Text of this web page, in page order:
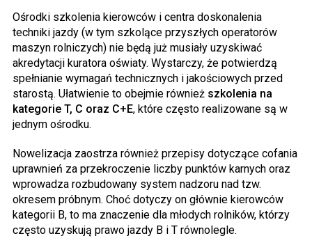
Ośrodki szkolenia kierowców i centra doskonalenia
techniki jazdy (w tym szkolące przyszłych operatorów
maszyn rolniczych) nie będą już musiały uzyskiwać
akredytacji kuratora oświaty. Wystarczy, że potwierdzą
spełnianie wymagań technicznych i jakościowych przed
starostą. Ułatwienie to obejmie również szkolenia na
kategorie T, C oraz C+E, które często realizowane są w
jednym ośrodku.
Nowelizacja zaostrza również przepisy dotyczące cofania
uprawnień za przekroczenie liczby punktów karnych oraz
wprowadza rozbudowany system nadzoru nad tzw.
okresem próbnym. Choć dotyczy on głównie kierowców
kategorii B, to ma znaczenie dla młodych rolników, którzy
często uzyskują prawo jazdy B i T równolegle.